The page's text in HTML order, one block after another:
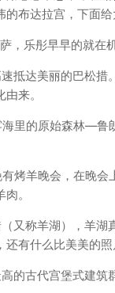
布达拉宫，下面
，乐彤早早的就在
抵达美丽的巴松
来。
里的原始森林—鲁
烤羊晚会，在晚
。
又称羊湖），羊湖
有什么比美美的
的古代宫堡式建